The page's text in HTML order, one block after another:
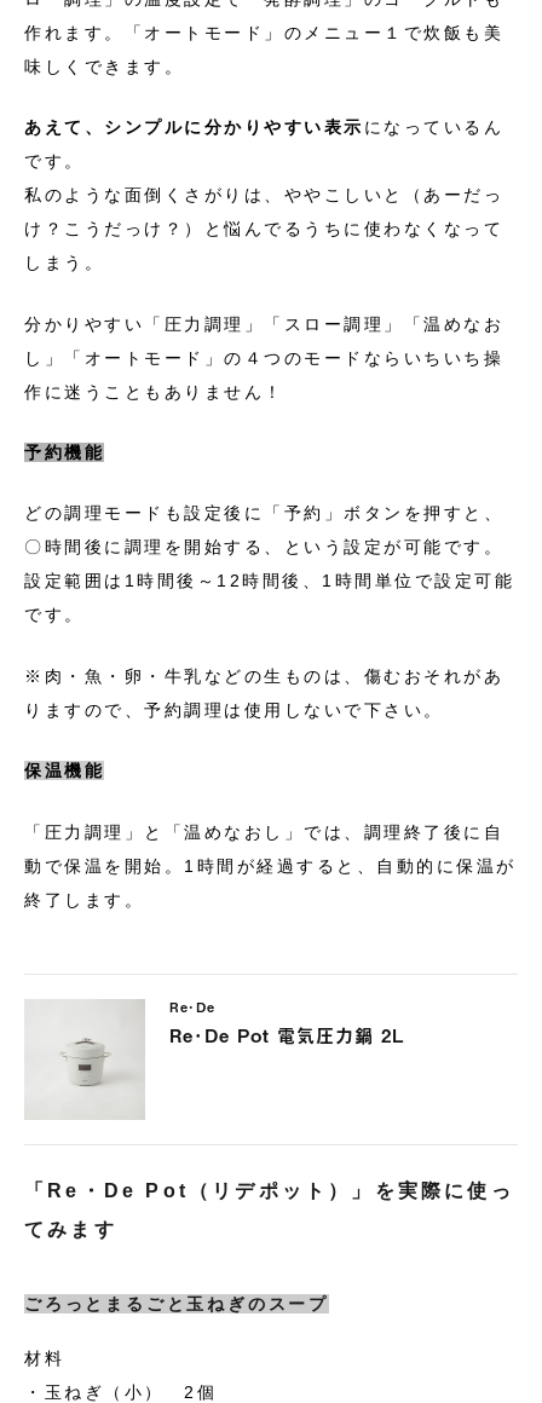
作れます。「オートモード」のメニュー１で炊飯も美
味しくできます。
あえて、シンプルに分かりやすい表示 になっているん
です。
私のような面倒くさがりは、ややこしいと（あーだっ
け？こうだっけ？）と悩んでるうちに使わなくなって
しまう。
分かりやすい
「圧力調理」「スロー調理」「温めなお
し」「オートモード」の４つのモードならいちいち操
作に迷うこともありません！
予約機能
どの調理モードも設定後に「予約」ボタンを押すと、
〇時間後に調理を開始する、という設定が可能です。
設定範囲は1時間後～12時間後、1時間単位で設定可能
です。
※肉・魚・卵・牛乳などの生ものは、傷むおそれがあ
りますので、予約調理は使用しないで下さい。
保温機能
「圧力調理」と「温めなおし」では、調理終了後に自
動で保温を開始。1時間が経過すると、自動的に保温が
終了します。
Re･De
Re･De Pot 電気圧力鍋 2L
「Re・De Pot（リデポット）」を実際に使っ
てみます
ごろっとまるごと玉ねぎのスープ
材料
・玉ねぎ（小） 2個